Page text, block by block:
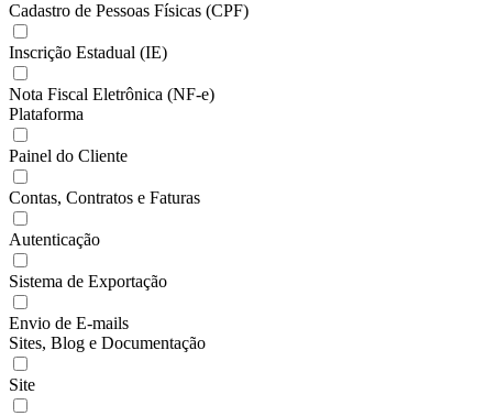
Cadastro de Pessoas Físicas (CPF)
Inscrição Estadual (IE)
Nota Fiscal Eletrônica (NF-e)
Plataforma
Painel do Cliente
Contas, Contratos e Faturas
Autenticação
Sistema de Exportação
Envio de E-mails
Sites, Blog e Documentação
Site